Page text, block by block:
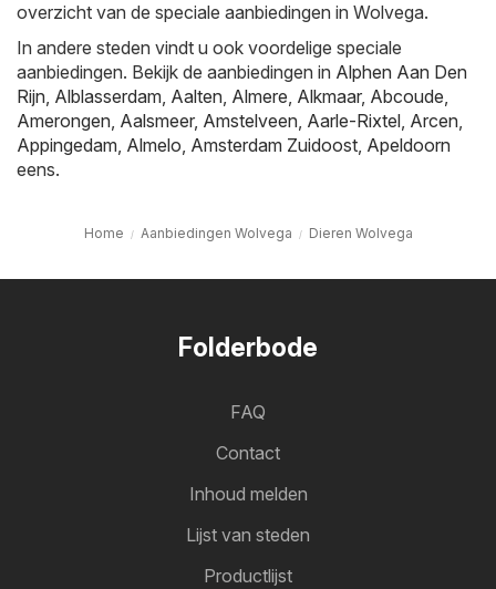
overzicht van de speciale aanbiedingen in Wolvega.
In andere steden vindt u ook voordelige speciale
aanbiedingen. Bekijk de aanbiedingen in Alphen Aan Den
Rijn, Alblasserdam, Aalten, Almere, Alkmaar, Abcoude,
Amerongen, Aalsmeer, Amstelveen, Aarle-Rixtel, Arcen,
Appingedam, Almelo, Amsterdam Zuidoost, Apeldoorn
eens.
Home Aanbiedingen Wolvega Dieren Wolvega
Folderbode
FAQ
Contact
Inhoud melden
Lijst van steden
Productlijst